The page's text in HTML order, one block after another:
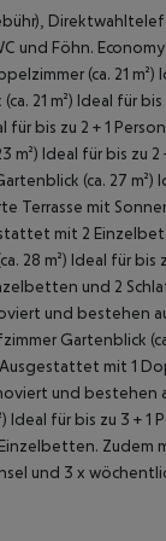
und Föhn.
(ca. 21 m²)
21 m²) Ideal für
für bis zu 2 + 1
m²) Ideal für bis zu
(ca. 27 m²)
Terrasse mit
mit 2
28 m²) Ideal für bis
und 2
und bestehen
Gartenblick
Ausgestattet mit 1
und bestehen
Ideal für bis zu 3 + 1
Zudem
und 3 x